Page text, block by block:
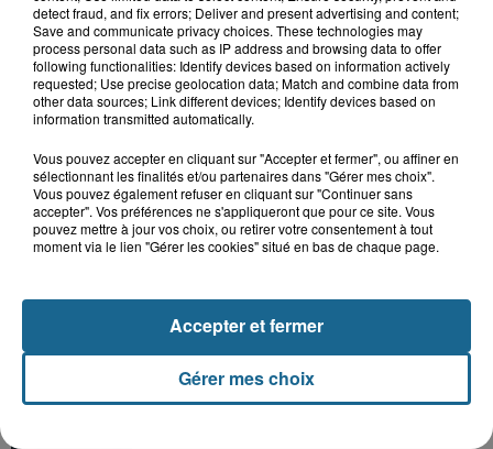
LE TOP DE L'ACTU
Saint-Omer : un enfant gravement brûlé
après l'explosion d'un jouet...
Hazebrouck : victime d'un accident,
detect fraud, and fix errors; Deliver and present advertising and content;
Save and communicate privacy choices. These technologies may
process personal data such as IP address and browsing data to offer
following functionalities: Identify devices based on information actively
requested; Use precise geolocation data; Match and combine data from
other data sources; Link different devices; Identify devices based on
information transmitted automatically.
Vous pouvez accepter en cliquant sur "Accepter et fermer", ou affiner en
sélectionnant les finalités et/ou partenaires dans "Gérer mes choix".
Vous pouvez également refuser en cliquant sur "Continuer sans
accepter". Vos préférences ne s'appliqueront que pour ce site. Vous
pouvez mettre à jour vos choix, ou retirer votre consentement à tout
moment via le lien "Gérer les cookies" situé en bas de chaque page.
Gérer mes choix
Accepter et fermer